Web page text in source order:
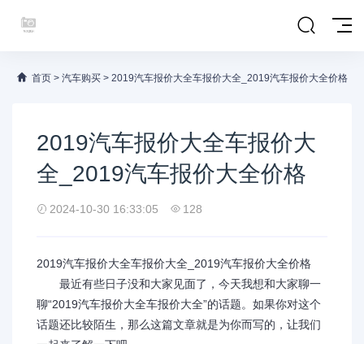
首页 > 汽车购买 > 2019汽车报价大全车报价大全_2019汽车报价大全价格
2019汽车报价大全车报价大
全_2019汽车报价大全价格
2024-10-30 16:33:05 128
2019汽车报价大全车报价大全_2019汽车报价大全价格
最近有些日子没和大家见面了，今天我想和大家聊一
聊“2019汽车报价大全车报价大全”的话题。如果你对这个
话题还比较陌生，那么这篇文章就是为你而写的，让我们